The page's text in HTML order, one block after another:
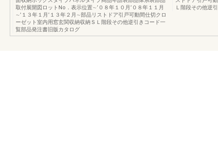
取付展開図ロットNo．表示位置∼’０８年１０月’０８年１１月
∼’１３年１月’１３年２月∼部品リストドア引戸可動間仕切クロ
ーゼット室内用窓玄関収納収納ＳＬ階段その他逆引きコード一
覧部品発注書旧版カタログ
Ｌ階段その他逆